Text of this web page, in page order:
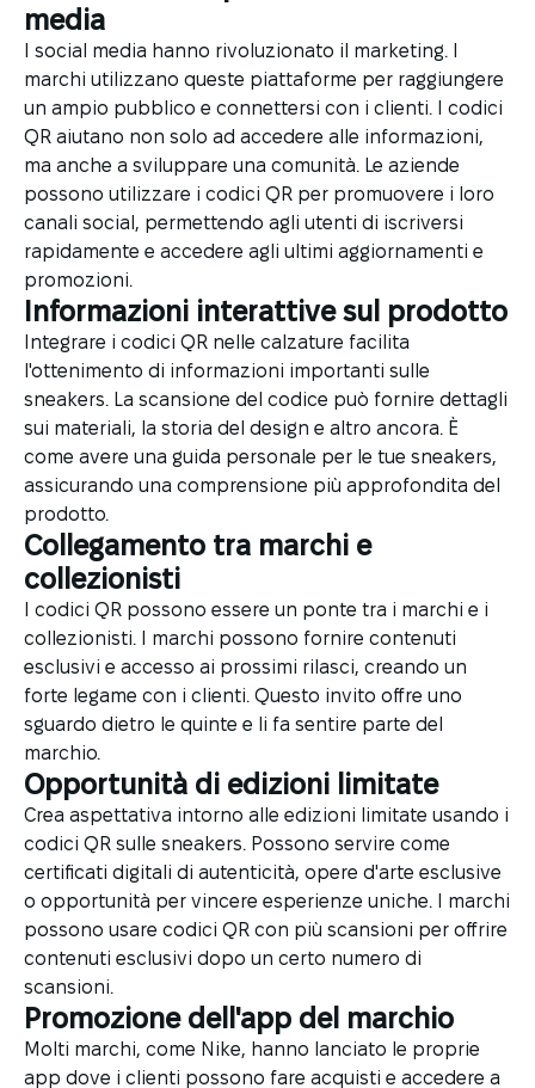
media
I social media hanno rivoluzionato il marketing. I
marchi utilizzano queste piattaforme per raggiungere
un ampio pubblico e connettersi con i clienti. I codici
QR aiutano non solo ad accedere alle informazioni,
ma anche a sviluppare una comunità. Le aziende
possono utilizzare i codici QR per promuovere i loro
canali social, permettendo agli utenti di iscriversi
rapidamente e accedere agli ultimi aggiornamenti e
promozioni.
Informazioni interattive sul prodotto
Integrare i codici QR nelle calzature facilita
l'ottenimento di informazioni importanti sulle
sneakers. La scansione del codice può fornire dettagli
sui materiali, la storia del design e altro ancora. È
come avere una guida personale per le tue sneakers,
assicurando una comprensione più approfondita del
prodotto.
Collegamento tra marchi e
collezionisti
I codici QR possono essere un ponte tra i marchi e i
collezionisti. I marchi possono fornire contenuti
esclusivi e accesso ai prossimi rilasci, creando un
forte legame con i clienti. Questo invito offre uno
sguardo dietro le quinte e li fa sentire parte del
marchio.
Opportunità di edizioni limitate
Crea aspettativa intorno alle edizioni limitate usando i
codici QR sulle sneakers. Possono servire come
certificati digitali di autenticità, opere d'arte esclusive
o opportunità per vincere esperienze uniche. I marchi
possono usare codici QR con più scansioni per offrire
contenuti esclusivi dopo un certo numero di
scansioni.
Promozione dell'app del marchio
Molti marchi, come Nike, hanno lanciato le proprie
app dove i clienti possono fare acquisti e accedere a